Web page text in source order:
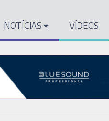
NOTÍCIAS VÍDEOS